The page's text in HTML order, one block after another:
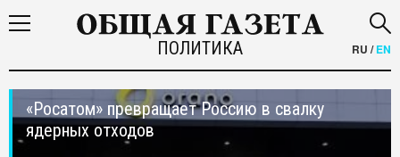
ПОЛИТИКА RU /EN
«Росатом» превращает Россию в свалку
ядерных отходов